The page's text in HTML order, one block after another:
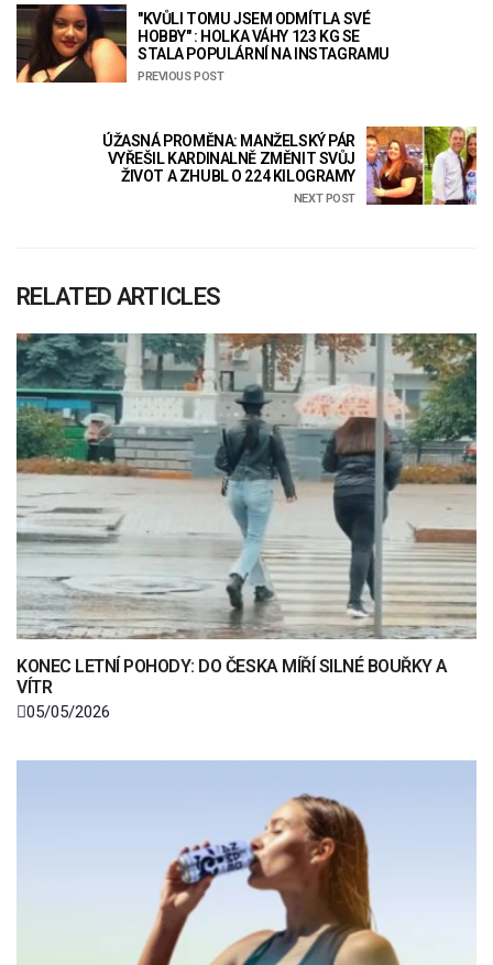
"KVŮLI TOMU JSEM ODMÍTLA SVÉ
HOBBY" : HOLKA VÁHY 123 KG SE
STALA POPULÁRNÍ NA INSTAGRAMU
PREVIOUS POST
ÚŽASNÁ PROMĚNA: MANŽELSKÝ PÁR
VYŘEŠIL KARDINALNĚ ZMĚNIT SVŮJ
ŽIVOT A ZHUBL O 224 KILOGRAMY
NEXT POST
RELATED ARTICLES
KONEC LETNÍ POHODY: DO ČESKA MÍŘÍ SILNÉ BOUŘKY A
VÍTR
05/05/2026